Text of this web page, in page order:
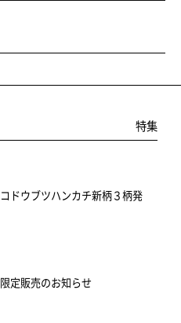
特集
ドウブツハンカチ新柄３柄発
販売のお知らせ